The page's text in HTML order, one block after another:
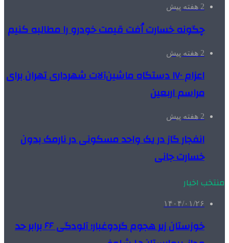
2 هفته پیش
چگونه خسارت اُفت قیمت خودرو را مطالبه کنیم
2 هفته پیش
اعزام ۱۷۰ دستگاه ماشین‌آلات شهرداری تهران برای
مراسم اربعین
2 هفته پیش
انفجار گاز در یک واحد مسکونی در نارمک بدون
خسارت جانی
منتخب اخبار
۱۴۰۴/۰۱/۲۶
خوزستان زیر هجوم گردوغبار؛ آلودگی ۶۶ برابر حد